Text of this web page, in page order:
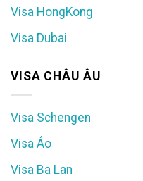
Visa HongKong
Visa Dubai
VISA CHÂU ÂU
Visa Schengen
Visa Áo
Visa Ba Lan